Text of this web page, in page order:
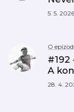
5. 5. 2026
O
#192
A
28. 4.